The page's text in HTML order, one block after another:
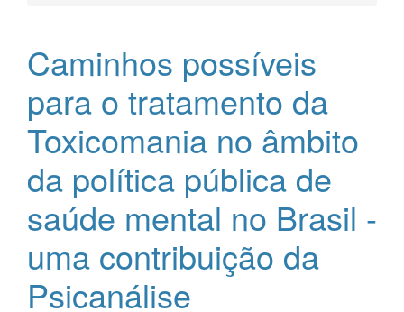
Caminhos possíveis
para o tratamento da
Toxicomania no âmbito
da política pública de
saúde mental no Brasil -
uma contribuição da
Psicanálise